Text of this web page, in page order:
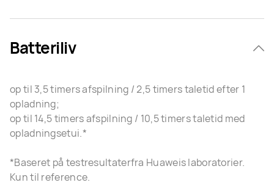
Batteriliv
op til 3,5 timers afspilning / 2,5 timers taletid efter 1
opladning;
op til 14,5 timers afspilning / 10,5 timers taletid med
opladningsetui.*
*Baseret på testresultaterfra Huaweis laboratorier.
Kun til reference.